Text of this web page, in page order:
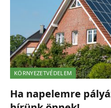
KÖRNYEZETVÉDELEM
Ha napelemre